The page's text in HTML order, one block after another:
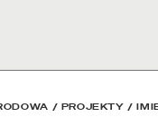
/ PROJEKTY /